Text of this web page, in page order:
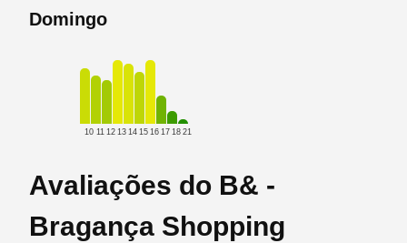
Domingo
10 11 12 13 14 15 16 17 18 21
Avaliações do B& -
Bragança Shopping